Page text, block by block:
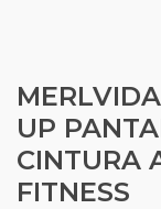
UP
CINTURA
FITNESS